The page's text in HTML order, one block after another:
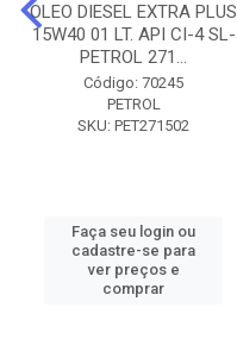
OLEO DIESEL EXTRA PLUS
15W40 01 LT. API CI-4 SL-
PETROL 271...
Código: 70245
PETROL
SKU: PET271502
Faça seu login ou
cadastre-se para
ver preços e
comprar